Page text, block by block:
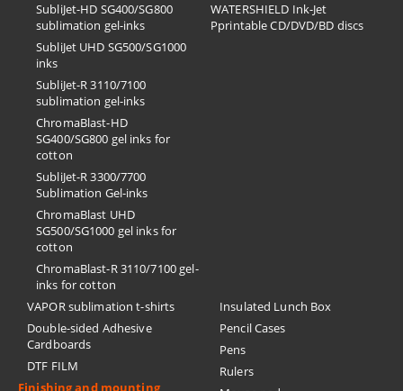
SubliJet-HD SG400/SG800
sublimation gel-inks
SubliJet UHD SG500/SG1000
inks
SubliJet-R 3110/7100
sublimation gel-inks
ChromaBlast-HD
SG400/SG800 gel inks for
cotton
SubliJet-R 3300/7700
Sublimation Gel-inks
ChromaBlast UHD
SG500/SG1000 gel inks for
cotton
ChromaBlast-R 3110/7100 gel-
inks for cotton
​WATERSHIELD Ink-Jet
Pprintable CD/DVD/BD discs
VAPOR sublimation t-shirts
Double-sided Adhesive
Cardboards
DTF FILM
Finishing and mounting
Insulated Lunch Box
Pencil Cases
Pens
Rulers